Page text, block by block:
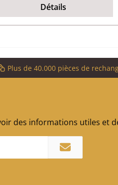
Détails
Plus de 40.000 pièces de
des informations utiles et